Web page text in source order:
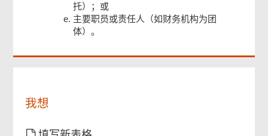
托）；或
主要职员或责任人（如财务机构为团
体）。
我想